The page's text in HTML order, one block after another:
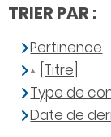
TRIER PAR :
Pertinence
[Titre]
Type de
Date de